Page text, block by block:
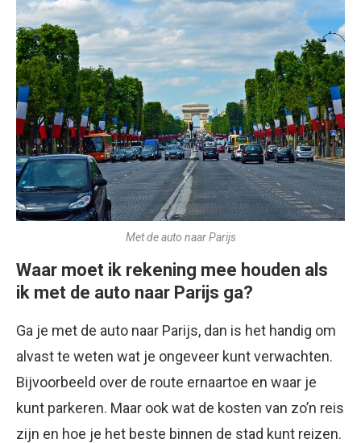
Met de auto naar Parijs
Waar moet ik rekening mee houden als
ik met de auto naar Parijs ga?
Ga je met de auto naar Parijs, dan is het handig om
alvast te weten wat je ongeveer kunt verwachten.
Bijvoorbeeld over de route ernaartoe en waar je
kunt parkeren. Maar ook wat de kosten van zo’n reis
zijn en hoe je het beste binnen de stad kunt reizen.